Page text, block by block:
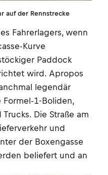
auf der Rennstrecke
Fahrerlagers, wenn
Kurve
Paddock
wird. Apropos
legendär
1-Boliden,
Die Straße am
und
der Boxengasse
beliefert und an